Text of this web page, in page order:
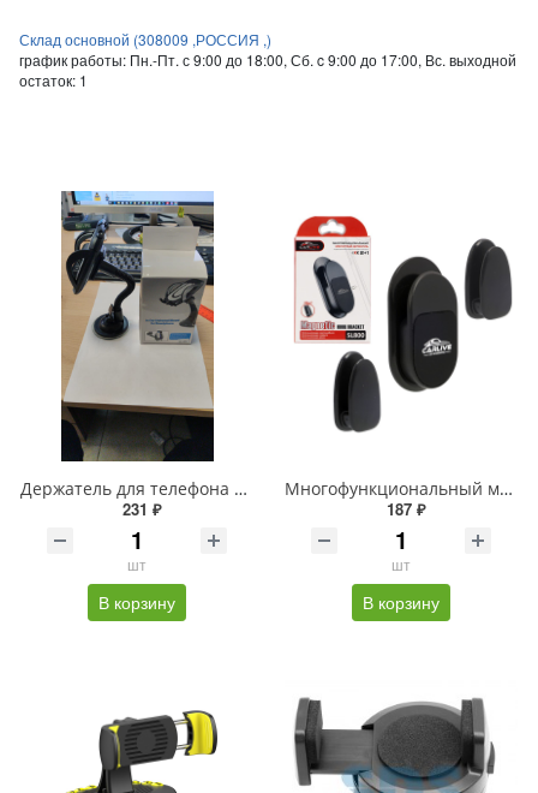
Склад основной (308009 ,РОССИЯ ,)
график работы: Пн.-Пт. с 9:00 до 18:00, Сб. c 9:00 до 17:00, Вс. выходной
остаток: 1
Держатель для телефона HL-69
231 ₽
шт
В корзину
Многофункциональный магнитный держатель SL800 (black)
187 ₽
шт
В корзину